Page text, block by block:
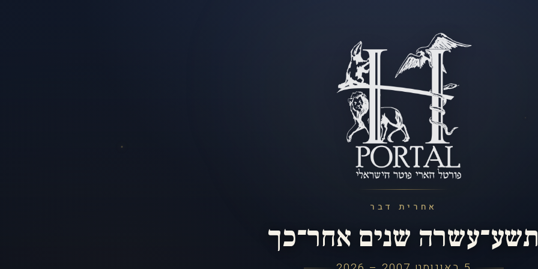
אחרית דבר
שנים אחר־כך